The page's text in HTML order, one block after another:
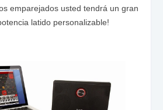
emparejados usted tendrá un gran
latido personalizable!